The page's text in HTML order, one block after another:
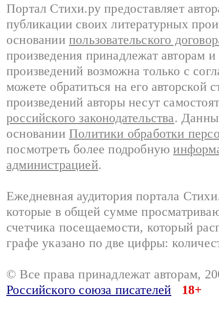
Портал Стихи.ру предоставляет
публикации своих литературных
основании пользовательского
произведения принадлежат авторам
произведений возможна только с
можете обратиться на его авторской
произведений авторы несут
российского законодательства.
основании Политики обработки
посмотреть более подробную
администрацией.
Ежедневная аудитория портала
которые в общей сумме
счетчика посещаемости, который
графе указано по две цифры:
© Все права принадлежат авторам,
Российского союза писателей
18+